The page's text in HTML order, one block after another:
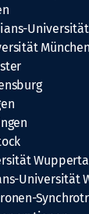
München
Universität